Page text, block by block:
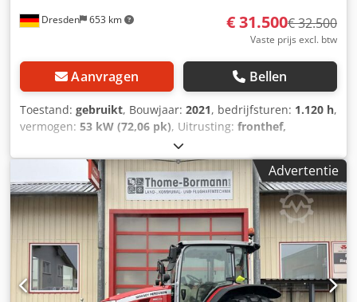
Dresden 653 km € 31.500€ 32.500
Vaste prijs excl. btw
Aanvragen Bellen
Toestand: gebruikt, Bouwjaar: 2021, bedrijfsturen: 1.120 h,
vermogen: 53 kW (72,06 pk), Uitrusting: fronthef,
, * Duitse machine uit eerste hand,
zeer goede staat * TABMC040VK5115005 * Onderhouden
volgens serviceboekje * Straatlegaal, 40 km/u * 4x4
vierwielaandrijving * Bouwjaar 2021 * Bedrijfsgewicht
6.200 kg * Bandenmaat 340/85 R24 voor, 420/85 R34
achter, ca. 80% * * Ik stuur u graag een video via
WhatsApp * WhatsApp: * Contact Pools, ????? ?????: Codsy
Ubguepfx Am Eorf * Verkoop alleen aan handelaren,
zonder garantie, alle gegevens onder voorbehoud,
tussentijdse verkoop voorbehouden
Advertentie